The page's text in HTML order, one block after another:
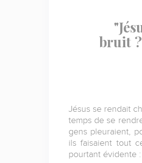
bruit
Jésus se rendait
temps de se
gens pleuraient,
ils faisaient tout
pourtant évidente